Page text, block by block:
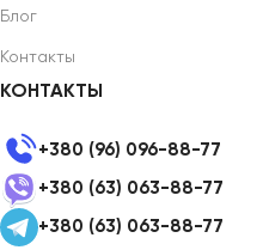
Блог
Контакты
КОНТАКТЫ
+380 (96) 096-88-77
+380 (63) 063-88-77
+380 (63) 063-88-77